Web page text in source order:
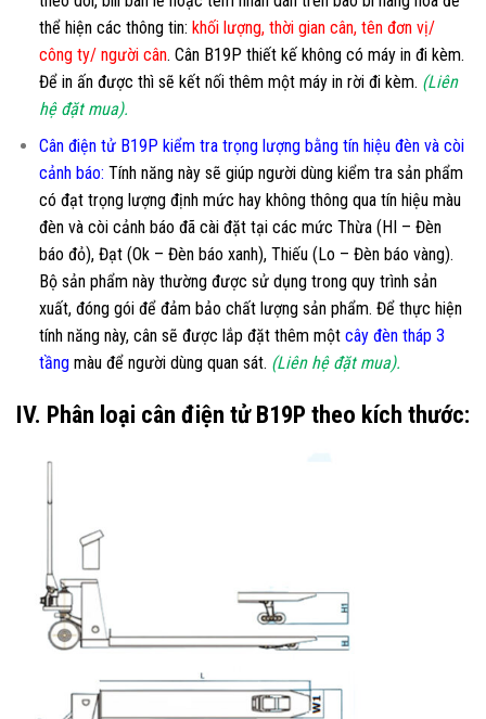
thể hiện các thông tin: khối lượng, thời gian cân, tên đơn vị/
công ty/ người cân. Cân B19P thiết kế không có máy in đi kèm.
Để in ấn được thì sẽ kết nối thêm một máy in rời đi kèm. (Liên
hệ đặt mua).
Cân điện tử B19P kiểm tra trọng lượng bằng tín hiệu đèn và còi
cảnh báo: Tính năng này sẽ giúp người dùng kiểm tra sản phẩm
có đạt trọng lượng định mức hay không thông qua tín hiệu màu
đèn và còi cảnh báo đã cài đặt tại các mức Thừa (HI – Đèn
báo đỏ), Đạt (Ok – Đèn báo xanh), Thiếu (Lo – Đèn báo vàng).
Bộ sản phẩm này thường được sử dụng trong quy trình sản
xuất, đóng gói để đảm bảo chất lượng sản phẩm. Để thực hiện
tính năng này, cân sẽ được lắp đặt thêm một cây đèn tháp 3
tầngmàu để người dùng quan sát. (Liên hệ đặt mua).
IV. Phân loại cân điện tử B19P theo kích thước: